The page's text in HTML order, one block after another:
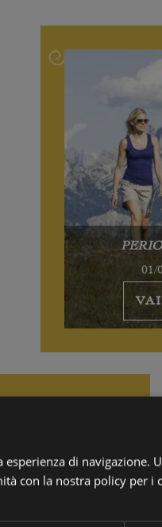
01/
di navigazione.
con la nostra policy per i